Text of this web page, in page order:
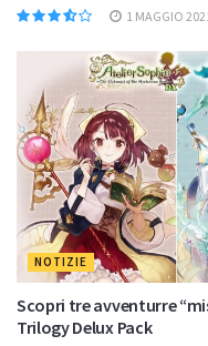
1 MAGGIO
NOTIZIE
Scopri tre avventurre
Trilogy Delux Pack